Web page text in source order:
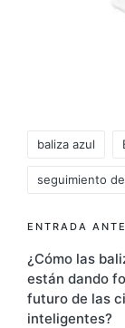
baliza azul
seguimiento
de
ENTRADA
¿Cómo las
están dando
futuro de las
inteligentes?